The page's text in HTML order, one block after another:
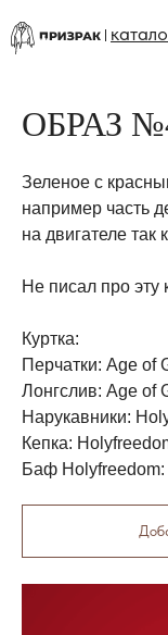
ОБРАЗ
Зеленое с
например часть
на двигателе так
Не писал про эту
Куртка:
Перчатки: Age of
Лонгслив: Age of
Нарукавники:
Кепка:
Баф Holyfreedom: